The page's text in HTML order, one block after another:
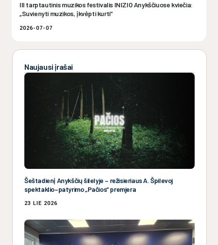
III tarptautinis muzikos festivalis INIZIO Anykščiuose kviečia:
„Suvienyti muzikos, įkvėpti kurti“
2026-07-07
Naujausi įrašai
Šeštadienį Anykščių šilelyje – režisieriaus A. Špilevoj
spektaklio–patyrimo „Pačios“ premjera
23 LIE 2026